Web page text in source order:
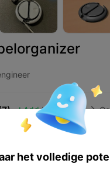
Add Huishouden 
het volledige